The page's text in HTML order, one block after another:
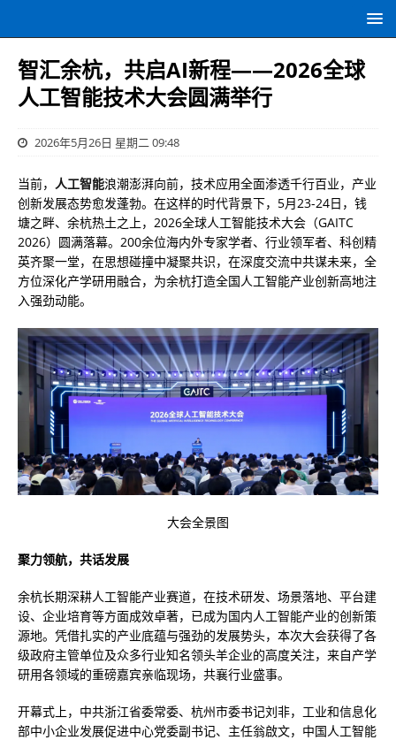
智汇余杭，共启AI新程——2026全球
人工智能技术大会圆满举行
2026年5月26日 星期二 09:48
当前， 人工智能浪潮澎湃向前，技术应用全面渗透千行百业，产业
创新发展态势愈发蓬勃。在这样的时代背景下，5月23-24日，钱
塘之畔、余杭热土之上，2026全球人工智能技术大会（GAITC
2026）圆满落幕。200余位海内外专家学者、行业领军者、科创精
英齐聚一堂，在思想碰撞中凝聚共识，在深度交流中共谋未来，全
方位深化产学研用融合，为余杭打造全国人工智能产业创新高地注
入强劲动能。
大会全景图
聚力领航，共话发展
余杭长期深耕人工智能产业赛道，在技术研发、场景落地、平台建
设、企业培育等方面成效卓著，已成为国内人工智能产业的创新策
源地。凭借扎实的产业底蕴与强劲的发展势头，本次大会获得了各
级政府主管单位及众多行业知名领头羊企业的高度关注，来自产学
研用各领域的重磅嘉宾亲临现场，共襄行业盛事。
开幕式上，中共浙江省委常委、杭州市委书记刘非，工业和信息化
部中小企业发展促进中心党委副书记、主任翁啟文，中国人工智能